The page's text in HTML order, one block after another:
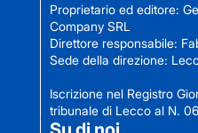
Proprietario ed editore:
Company SRL
Direttore responsabile:
Sede della direzione:
Iscrizione nel Registro
tribunale di Lecco al N.